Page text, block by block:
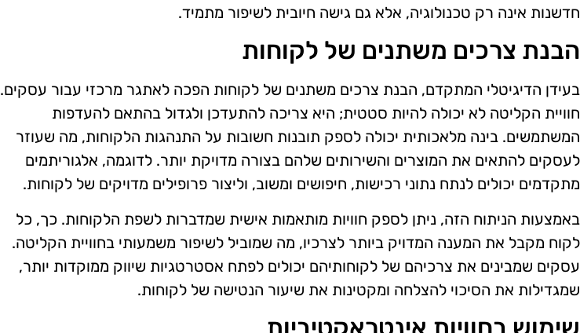
חדשנות אינה רק טכנולוגיה, אלא גם גישה חיובית לשיפור מתמיד.
הבנת צרכים משתנים של לקוחות
בעידן הדיגיטלי המתקדם, הבנת צרכים משתנים של לקוחות הפכה לאתגר מרכזי עבור עסקים.
חוויית הקליטה לא יכולה להיות סטטית; היא צריכה להתעדכן ולגדול בהתאם להעדפות
המשתמשים. בינה מלאכותית יכולה לספק תובנות חשובות על התנהגות הלקוחות, מה שעוזר
לעסקים להתאים את המוצרים והשירותים שלהם בצורה מדויקת יותר. לדוגמה, אלגוריתמים
מתקדמים יכולים לנתח נתוני רכישות, חיפושים ומשוב, וליצור פרופילים מדויקים של לקוחות.
באמצעות הניתוח הזה, ניתן לספק חוויות מותאמות אישית שמדברות לשפת הלקוחות. כך, כל
לקוח מקבל את המענה המדויק ביותר לצרכיו, מה שמוביל לשיפור משמעותי בחוויית הקליטה.
עסקים שמבינים את צרכיהם של לקוחותיהם יכולים לפתח אסטרטגיות שיווק ממוקדות יותר,
שמגדילות את הסיכוי להצלחה ומקטינות את שיעור הנטישה של לקוחות.